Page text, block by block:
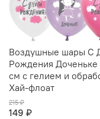
Воздушные шары С
Рождения Доченьке
см с гелием и
Хай-флоат
215 ₽
149 ₽